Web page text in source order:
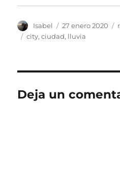
Autor
Isabel
Publicado
el
27 enero 2020
Etiquetas
city,ciudad, lluvia
Deja un